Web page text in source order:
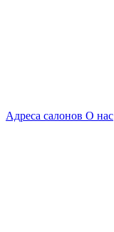
Адреса салонов О нас